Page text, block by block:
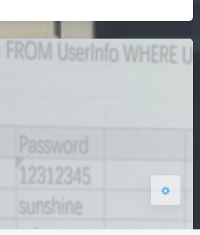
Sans Serif Serif